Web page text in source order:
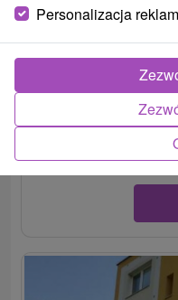
Apartmán Solisko
Apartmán vo Vysokých
Vyšné Hágy, ponúka...
Personalizacja reklam